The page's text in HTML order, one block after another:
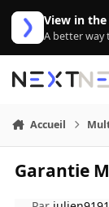
Aller au contenu
View in
A better way
Accueil
Garantie